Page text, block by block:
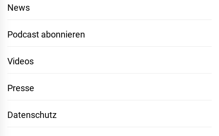
News
Podcast abonnieren
Videos
Presse
Datenschutz